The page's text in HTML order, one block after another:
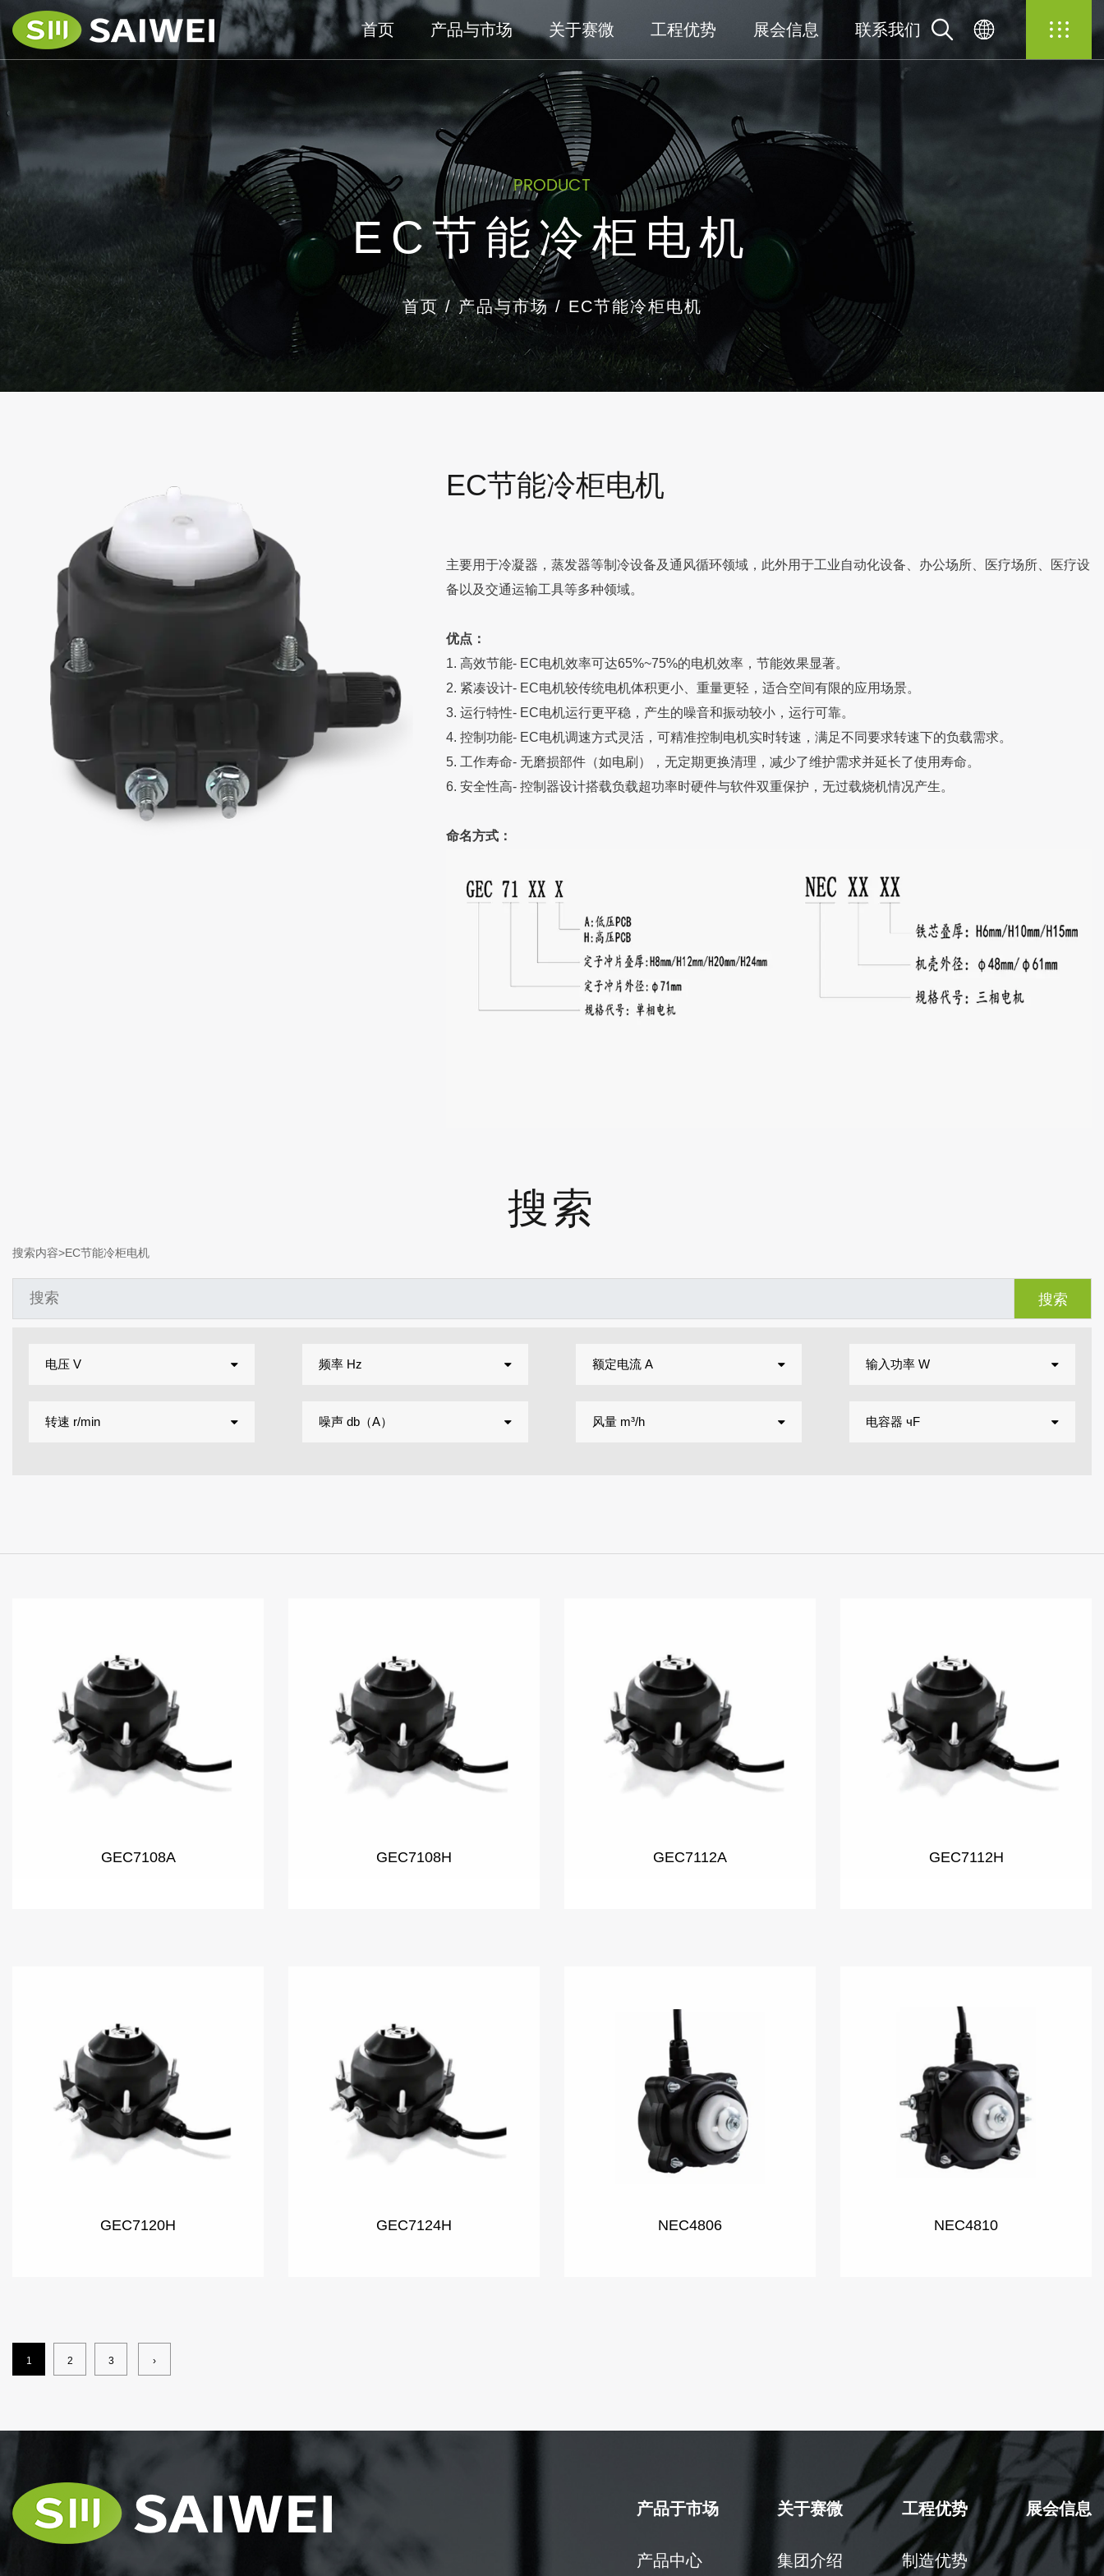
首页 产品与市场 关于赛微 工程优势 展会信息 联系我们
PRODUCT
EC节能冷柜电机
首页/产品与市场 / EC节能冷柜电机
EC节能冷柜电机
主要用于冷凝器，蒸发器等制冷设备及通风循环领域，此外用于工业自动化设备、办公场所、医疗场所、医疗设
备以及交通运输工具等多种领域。
优点：
1.高效节能- EC电机效率可达65%~75%的电机效率，节能效果显著。
2. 紧凑设计- EC电机较传统电机体积更小、重量更轻，适合空间有限的应用场景。
3.运行特性- EC电机运行更平稳，产生的噪音和振动较小，运行可靠。
4.控制功能- EC电机调速方式灵活，可精准控制电机实时转速，满足不同要求转速下的负载需求。
5. 工作寿命- 无磨损部件（如电刷），无定期更换清理，减少了维护需求并延长了使用寿命。
6.安全性高- 控制器设计搭载负载超功率时硬件与软件双重保护，无过载烧机情况产生。
命名方式：
搜索
搜索内容>EC节能冷柜电机
电压 V 频率 Hz 额定电流 A 输入功率 W
转速 r/min 噪声 db（A） 风量 m³/h 电容器 чF
GEC7108A GEC7108H GEC7112A GEC7112H
GEC7120H GEC7124H NEC4806 NEC4810
1 2 3 ›
产品于市场
产品中心
关于赛微
集团介绍
工程优势
制造优势
展会信息